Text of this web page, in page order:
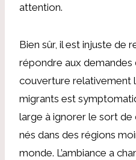
attention.
Bien sûr, il est injuste de
répondre aux demandes
couverture relativement
migrants est
large à ignorer le sort
nés dans des régions
monde. L’ambiance a